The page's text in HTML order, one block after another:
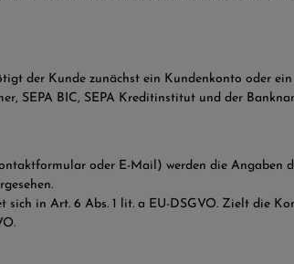
der Kunde zunächst ein Kundenkonto oder
SEPA BIC, SEPA Kreditinstitut und der
oder E-Mail) werden die Angaben
in Art. 6 Abs. 1 lit. a EU-DSGVO. Zielt die